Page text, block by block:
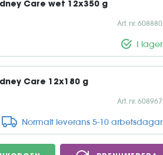
Care wet 12x350 g
Art. nr. 608880
I lager
Care 12x180 g
Art. nr. 608967
Normalt leverans 5-10 arbetsdagar